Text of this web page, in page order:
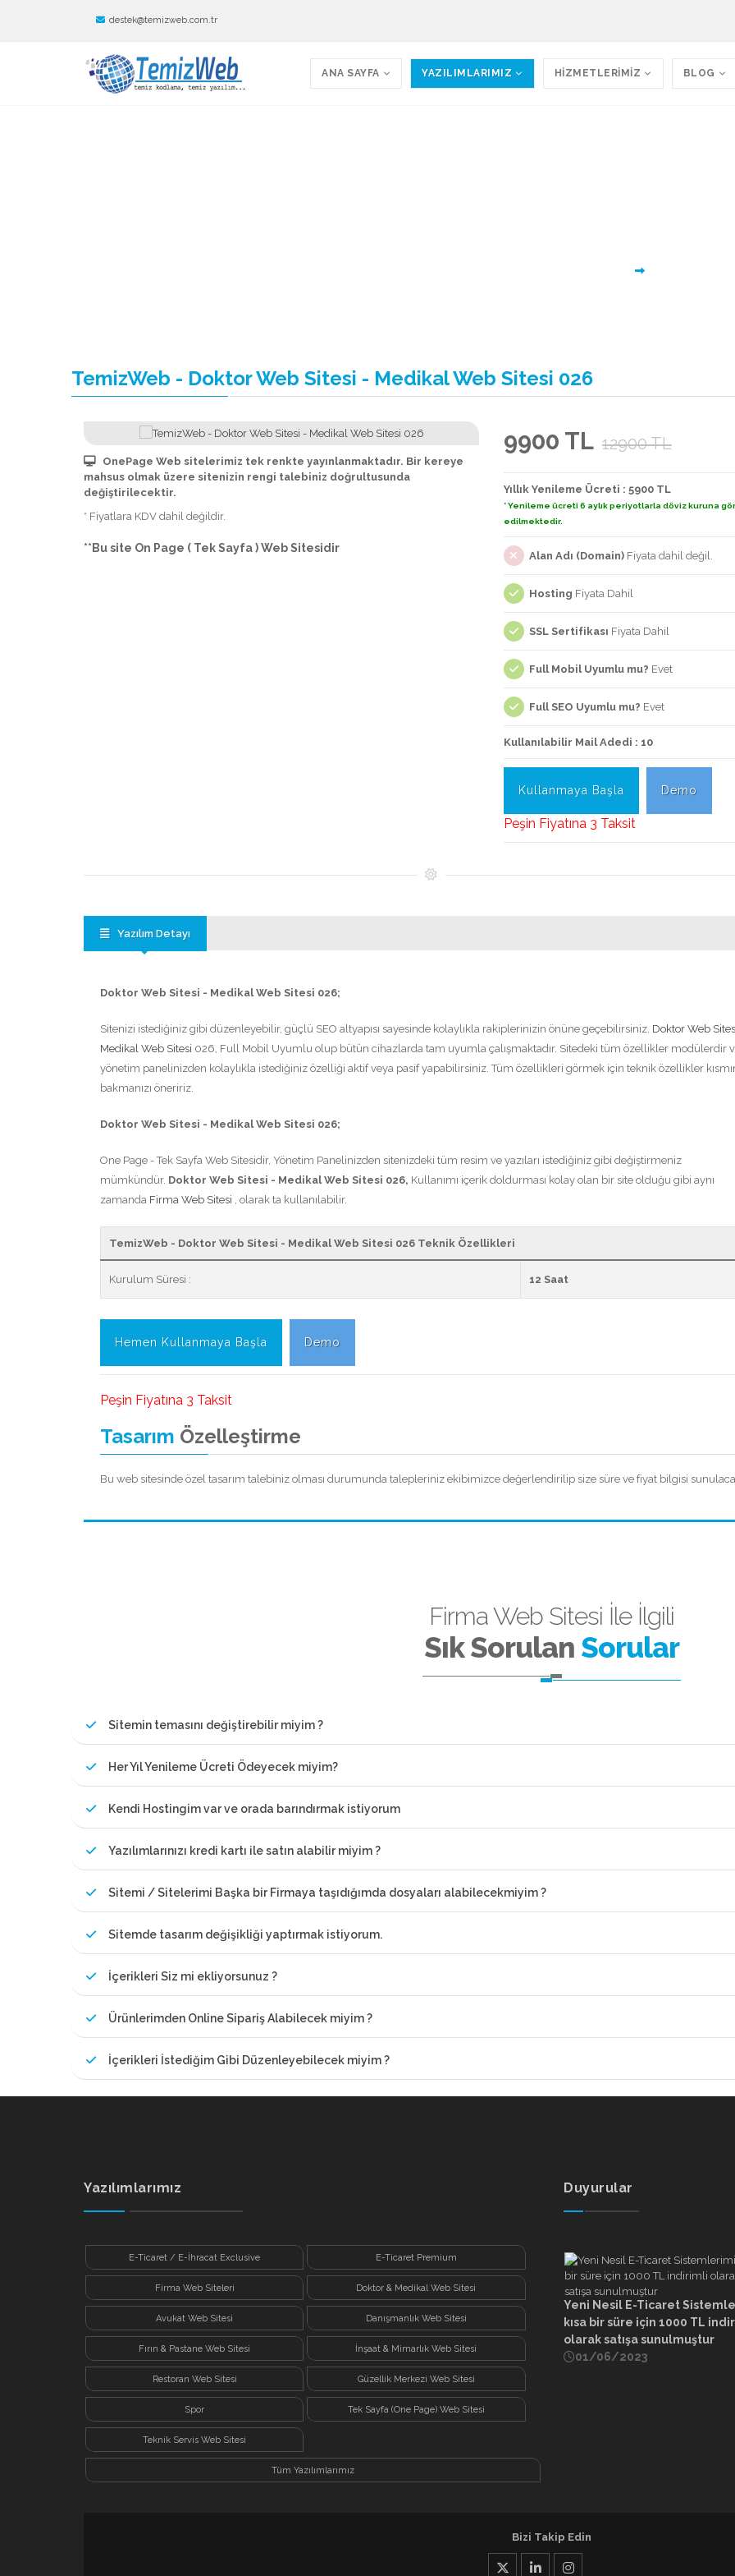
destek@temizweb.com.tr
ANA SAYFA YAZILIMLARIMIZ HİZMETLERİMİZ BLOG
TemizWeb - Doktor Web Sitesi - Medikal Web Sitesi 026
OnePage Web sitelerimiz tek renkte yayınlanmaktadır. Bir kereye
mahsus olmak üzere sitenizin rengi talebiniz doğrultusunda
değiştirilecektir.
* Fiyatlara KDV dahil değildir.
**Bu site On Page ( Tek Sayfa ) Web Sitesidir
9900 TL 12900 TL
Yıllık Yenileme Ücreti : 5900 TL
* Yenileme ücreti 6 aylık periyotlarla döviz kuruna
edilmektedir.
Alan Adı (Domain)Fiyata dahil değil.
Hosting Fiyata Dahil
SSL Sertifikası Fiyata Dahil
Full Mobil Uyumlu mu? Evet
Full SEO Uyumlu mu? Evet
Kullanılabilir Mail Adedi : 10
Kullanmaya Başla Demo
Peşin Fiyatına 3 Taksit
Yazılım Detayı
Doktor Web Sitesi - Medikal Web Sitesi 026;
Sitenizi istediğiniz gibi düzenleyebilir, güçlü SEO altyapısı sayesinde kolaylıkla rakiplerinizin önüne geçebilirsiniz. Doktor Web
Medikal Web Sitesi 026, Full Mobil Uyumlu olup bütün cihazlarda tam uyumla çalışmaktadır. Sitedeki tüm özellikler modülerdir
yönetim panelinizden kolaylıkla istediğiniz özelliği aktif veya pasif yapabilirsiniz. Tüm özellikleri görmek için teknik özellikler
bakmanızı öneririz.
Doktor Web Sitesi - Medikal Web Sitesi 026;
One Page - Tek Sayfa Web Sitesidir, Yönetim Panelinizden sitenizdeki tüm resim ve yazıları istediğiniz gibi değiştirmeniz
mümkündür. Doktor Web Sitesi - Medikal Web Sitesi 026, Kullanımı içerik doldurması kolay olan bir site olduğu gibi aynı
zamanda Firma Web Sitesi , olarak ta kullanılabilir.
TemizWeb - Doktor Web Sitesi - Medikal Web Sitesi 026 Teknik Özellikleri
Kurulum Süresi : 12 Saat
Hemen Kullanmaya Başla Demo
Peşin Fiyatına 3 Taksit
Tasarım Özelleştirme
Bu web sitesinde özel tasarım talebiniz olması durumunda talepleriniz ekibimizce değerlendirilip size süre ve fiyat bilgisi
Firma Web Sitesi İle İlgili
Sık Sorulan Sorular
Sitemin temasını değiştirebilir miyim ?
Her Yıl Yenileme Ücreti Ödeyecek miyim?
Kendi Hostingim var ve orada barındırmak istiyorum
Yazılımlarınızı kredi kartı ile satın alabilir miyim ?
Sitemi / Sitelerimi Başka bir Firmaya taşıdığımda dosyaları alabilecekmiyim ?
Sitemde tasarım değişikliği yaptırmak istiyorum.
İçerikleri Siz mi ekliyorsunuz ?
Ürünlerimden Online Sipariş Alabilecek miyim ?
İçerikleri İstediğim Gibi Düzenleyebilecek miyim ?
Yazılımlarımız
E-Ticaret / E-İhracat Exclusive E-Ticaret Premium
Firma Web Siteleri Doktor & Medikal Web Sitesi
Avukat Web Sitesi Danışmanlık Web Sitesi
Fırın & Pastane Web Sitesi İnşaat & Mimarlık Web Sitesi
Restoran Web Sitesi Güzellik Merkezi Web Sitesi
Spor Tek Sayfa (One Page) Web Sitesi
Teknik Servis Web Sitesi
Tüm Yazılımlarımız
Duyurular
Yeni Nesil E-Ticaret
kısa bir süre için 1000 TL
olarak satışa sunulmuştur
01/06/2023
Bizi Takip Edin